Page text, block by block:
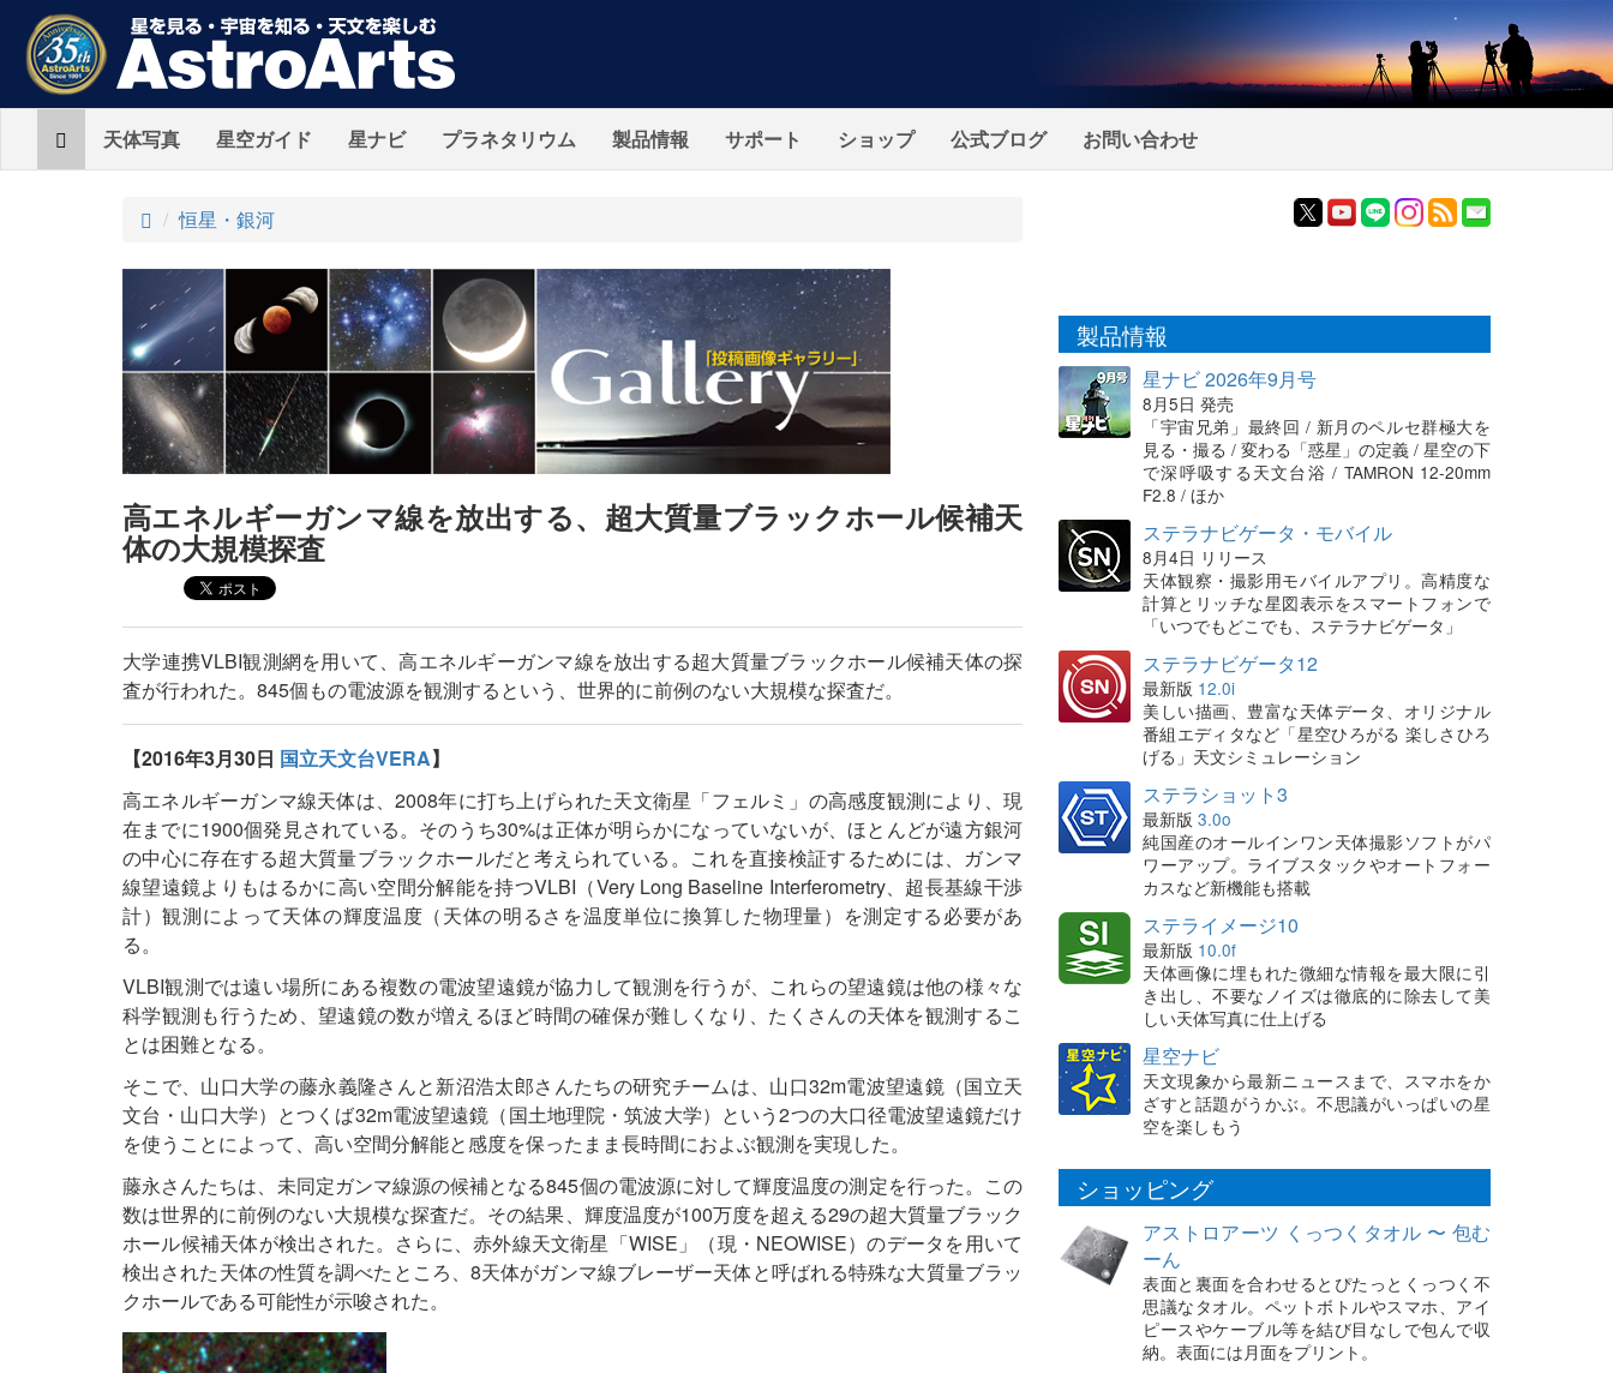
Home天体写真 星空ガイド 星ナビ プラネタリウム 製品情報 サポート ショップ 公式ブログ お問い合わせ
ト
プ
恒星・銀河
高エネルギーガンマ線を放出する、超大質量ブラックホール候補天
体の大規模探査
大学連携VLBI観測網を用いて、高エネルギーガンマ線を放出する超大質量ブラックホール候補天体の探
査が行われた。845個もの電波源を観測するという、世界的に前例のない大規模な探査だ。
【2016年3月30日 国立天文台VERA】
高エネルギーガンマ線天体は、2008年に打ち上げられた天文衛星「フェルミ」の高感度観測により、現
在までに1900個発見されている。そのうち30%は正体が明らかになっていないが、ほとんどが遠方銀河
の中心に存在する超大質量ブラックホールだと考えられている。これを直接検証するためには、ガンマ
線望遠鏡よりもはるかに高い空間分解能を持つVLBI（Very Long Baseline Interferometry、超長基線干渉
計）観測によって天体の輝度温度（天体の明るさを温度単位に換算した物理量）を測定する必要があ
る。
VLBI観測では遠い場所にある複数の電波望遠鏡が協力して観測を行うが、これらの望遠鏡は他の様々な
科学観測も行うため、望遠鏡の数が増えるほど時間の確保が難しくなり、たくさんの天体を観測するこ
とは困難となる。
そこで、山口大学の藤永義隆さんと新沼浩太郎さんたちの研究チームは、山口32m電波望遠鏡（国立天
文台・山口大学）とつくば32m電波望遠鏡（国土地理院・筑波大学）という2つの大口径電波望遠鏡だけ
を使うことによって、高い空間分解能と感度を保ったまま長時間におよぶ観測を実現した。
藤永さんたちは、未同定ガンマ線源の候補となる845個の電波源に対して輝度温度の測定を行った。この
数は世界的に前例のない大規模な探査だ。その結果、輝度温度が100万度を超える29の超大質量ブラック
ホール候補天体が検出された。さらに、赤外線天文衛星「WISE」（現・NEOWISE）のデータを用いて
検出された天体の性質を調べたところ、8天体がガンマ線ブレーザー天体と呼ばれる特殊な大質量ブラッ
クホールである可能性が示唆された。
製品情報
星ナビ 2026年9月号
8月5日 発売
「宇宙兄弟」最終回 / 新月のペルセ群極大を
見る・撮る / 変わる「惑星」の定義 / 星空の下
で深呼吸する天文台浴 / TAMRON 12-20mm
F2.8 / ほか
ステラナビゲータ・モバイル
8月4日 リリース
天体観察・撮影用モバイルアプリ。高精度な
計算とリッチな星図表示をスマートフォンで
「いつでもどこでも、ステラナビゲータ」
ステラナビゲータ12
最新版 12.0i
美しい描画、豊富な天体データ、オリジナル
番組エディタなど「星空ひろがる 楽しさひろ
げる」天文シミュレーション
ステラショット3
最新版 3.0o
純国産のオールインワン天体撮影ソフトがパ
ワーアップ。ライブスタックやオートフォー
カスなど新機能も搭載
ステライメージ10
最新版 10.0f
天体画像に埋もれた微細な情報を最大限に引
き出し、不要なノイズは徹底的に除去して美
しい天体写真に仕上げる
星空ナビ
天文現象から最新ニュースまで、スマホをか
ざすと話題がうかぶ。不思議がいっぱいの星
空を楽しもう
ショッピング
アストロアーツ くっつくタオル 〜 包む
ーん
表面と裏面を合わせるとぴたっとくっつく不
思議なタオル。ペットボトルやスマホ、アイ
ピースやケーブル等を結び目なしで包んで収
納。表面には月面をプリント。